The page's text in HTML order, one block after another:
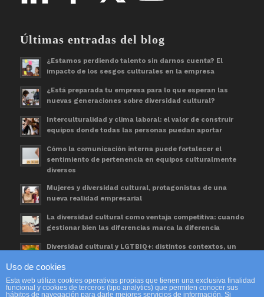
Últimas entradas del blog
¿Estamos perdiendo talento sin darnos cuenta? El
impacto de los sesgos culturales en la empresa
¿Está preparada tu empresa para lo que esperan las
nuevas generaciones sobre diversidad cultural?
Interculturalidad y clima laboral: el valor de construir
equipos donde todas las personas puedan aportar
Cómo la comunicación interna puede fortalecer el
sentimiento de pertenencia en equipos culturalmente
diversos
Mujeres y diversidad cultural, protagonistas de una
nueva realidad empresarial
La diversidad cultural como ventaja competitiva: cuando
gestionar bien las diferencias marca la diferencia
Diversidad cultural y LGTBIQ+: distintos contextos, un
Día Mundial de las Personas Refugiadas. Una
oportunidad para avanzar en diversidad cultural
Uso de cookies
Esta web utiliza cookies operativas propias que tienen una exclusiva finalidad
funcional y cookies de terceros (tipo analytics) que permiten conocer sus
hábitos de navegación para darle mejores servicios de información. Si